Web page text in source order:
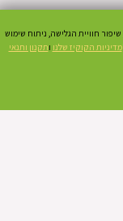
חוויית הגלישה, ניתוח שימוש
הקוקיז שלנוו תקנון ותנאי